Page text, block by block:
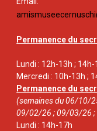
Permanence du
Lundi : 12h-13h ; 14h-
Mercredi : 10h-13h ;
Permanence du
(semaines du 06/10/
09/02/26 ; 09/03/26
Lundi : 14h-17h